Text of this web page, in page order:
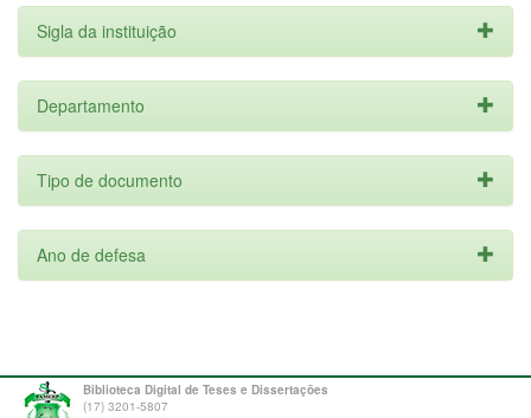
Sigla da instituição
Departamento
Tipo de documento
Ano de defesa
Biblioteca Digital de Teses e Dissertações
(17) 3201-5807